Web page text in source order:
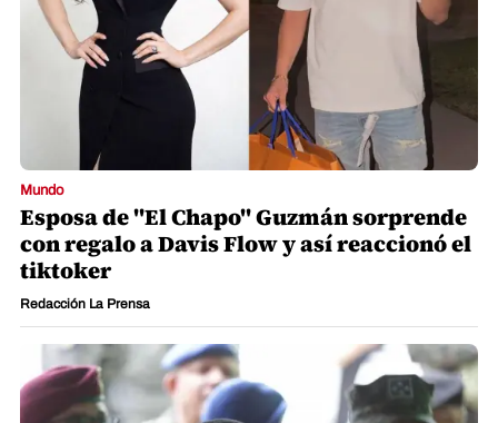
Mundo
Esposa de "El Chapo" Guzmán sorprende
con regalo a Davis Flow y así reaccionó el
tiktoker
Redacción La Prensa